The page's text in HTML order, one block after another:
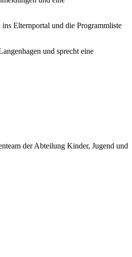
Elternportal und die Programmliste
und sprecht eine
der Abteilung Kinder, Jugend und